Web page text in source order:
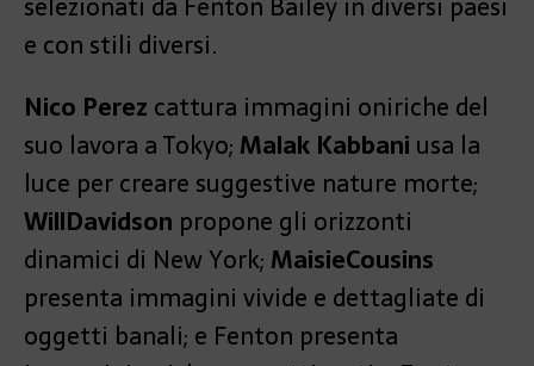
selezionati da Fenton Bailey in diversi paesi
e con stili diversi.
Nico Perez cattura immagini oniriche del
suo lavora a Tokyo; Malak Kabbani usa la
luce per creare suggestive nature morte;
WillDavidson propone gli orizzonti
dinamici di New York; MaisieCousins
presenta immagini vivide e dettagliate di
oggetti banali; e Fenton presenta